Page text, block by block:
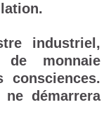
industriel,
monnaie
consciences.
démarrera